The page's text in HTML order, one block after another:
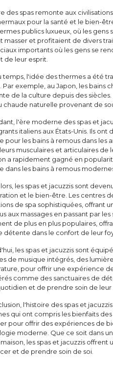
des spas remonte aux
pour la santé et le bien-
publics luxueux, où les
masser et profitaient de divers
importants où les gens se
de leur esprit.
temps, l'idée des thermes a été
Par exemple, au Japon, les bains
de la culture depuis des
chaude naturelle provenant de
l'ère moderne des spas et
italiens aux États-Unis. Ils
pour les bains à remous dans les
musculaires et articulaires
a rapidement gagné en
dans les bains à remous
les spas et jacuzzis sont
et le bien-être. Les centres
de spa sophistiquées, offrant
aux massages en passant par
de plus en plus populaires,
détente dans le confort de leur
les spas et jacuzzis sont
de musique intégrés, des
pour offrir une expérience
comme des sanctuaires de
et de prendre soin de leur
l'histoire des spas et
qui ont compris les bienfaits
pour offrir des expériences de
moderne. Que ce soit dans
les spas et jacuzzis
et de prendre soin de soi.